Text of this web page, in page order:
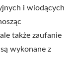
i wiodących
także zaufanie
wykonane z